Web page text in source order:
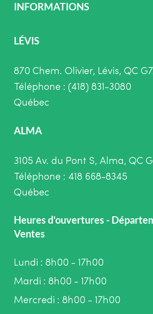
INFORMATIONS
LÉVIS
870 Chem. Olivier, Lévis, QC
Téléphone : (418) 831-3080
Québec
ALMA
3105 Av. du Pont S, Alma, QC
Téléphone : 418 668-8345
Québec
Heures d'ouvertures -
Ventes
Lundi : 8h00 - 17h00
Mardi : 8h00 - 17h00
Mercredi : 8h00 - 17h00